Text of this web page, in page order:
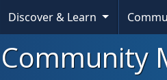
Discover & Learn
Community